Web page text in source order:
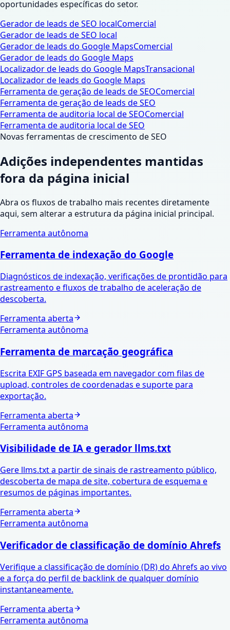
oportunidades específicas do setor.
Gerador de leads de SEO localComercial
Gerador de leads de SEO local
Gerador de leads do Google MapsComercial
Gerador de leads do Google Maps
Localizador de leads do Google MapsTransacional
Localizador de leads do Google Maps
Ferramenta de geração de leads de SEOComercial
Ferramenta de geração de leads de SEO
Ferramenta de auditoria local de SEOComercial
Ferramenta de auditoria local de SEO
Novas ferramentas de crescimento de SEO
Adições independentes mantidas
fora da página inicial
Abra os fluxos de trabalho mais recentes diretamente
aqui, sem alterar a estrutura da página inicial principal.
Ferramenta autônoma
Ferramenta de indexação do Google
Diagnósticos de indexação, verificações de prontidão para
rastreamento e fluxos de trabalho de aceleração de
descoberta.
Ferramenta aberta
Ferramenta autônoma
Ferramenta de marcação geográfica
Escrita EXIF ​​GPS baseada em navegador com filas de
upload, controles de coordenadas e suporte para
exportação.
Ferramenta aberta
Ferramenta autônoma
Visibilidade de IA e gerador llms.txt
Gere llms.txt a partir de sinais de rastreamento público,
descoberta de mapa de site, cobertura de esquema e
resumos de páginas importantes.
Ferramenta aberta
Ferramenta autônoma
Verificador de classificação de domínio Ahrefs
Verifique a classificação de domínio (DR) do Ahrefs ao vivo
e a força do perfil de backlink de qualquer domínio
instantaneamente.
Ferramenta aberta
Ferramenta autônoma